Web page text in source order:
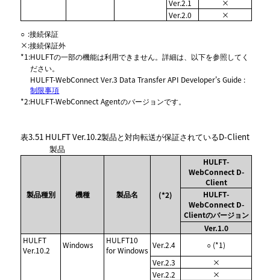
Ver.2.1
×
Ver.2.0
×
○ :接続保証
×:接続保証外
*1:HULFTの一部の機能は利用できません。詳細は、以下を参照してく
ださい。
HULFT-WebConnect Ver.3 Data Transfer API Developer's Guide :
制限事項
*2:HULFT-WebConnect Agentのバージョンです。
表3.51 HULFT Ver.10.2製品と対向転送が保証されているD-Client
製品
製品種別 機種 製品名 (*2)
HULFT-
WebConnect D-
Client
HULFT-
WebConnect D-
Clientのバージョン
Ver.1.0
HULFT
Ver.10.2
Windows
HULFT10
for Windows
Ver.2.4
○ (*1)
Ver.2.3
×
Ver.2.2
×